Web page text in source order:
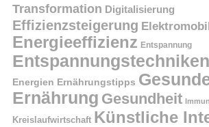
Transformation Digitalisierung
Effizienzsteigerung
Energieeffizienz Entspannung
Entspannungstechniken
Energien Ernährungstipps
Ernährung Gesundheit
Kreislaufwirtschaft Künstliche